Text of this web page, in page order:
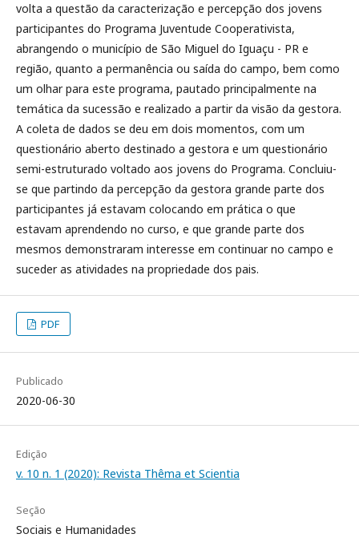
volta a questão da caracterização e percepção dos jovens
participantes do Programa Juventude Cooperativista,
abrangendo o município de São Miguel do Iguaçu - PR e
região, quanto a permanência ou saída do campo, bem como
um olhar para este programa, pautado principalmente na
temática da sucessão e realizado a partir da visão da gestora.
A coleta de dados se deu em dois momentos, com um
questionário aberto destinado a gestora e um questionário
semi-estruturado voltado aos jovens do Programa. Concluiu-
se que partindo da percepção da gestora grande parte dos
participantes já estavam colocando em prática o que
estavam aprendendo no curso, e que grande parte dos
mesmos demonstraram interesse em continuar no campo e
suceder as atividades na propriedade dos pais.
PDF
Publicado
2020-06-30
Edição
v. 10 n. 1 (2020): Revista Thêma et Scientia
Seção
Sociais e Humanidades